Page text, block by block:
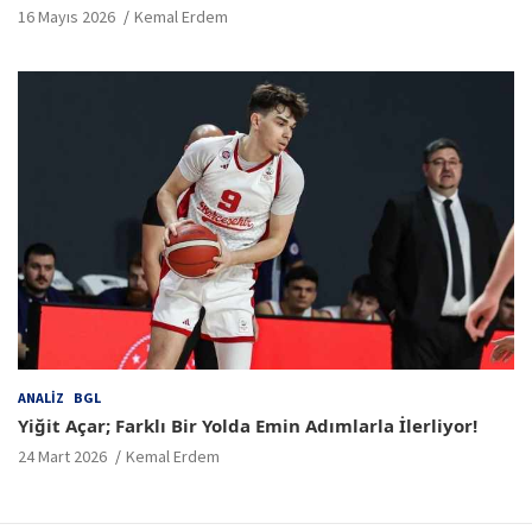
16 Mayıs 2026 Kemal Erdem
ANALIZ BGL
Yiğit Açar; Farklı Bir Yolda Emin Adımlarla İlerliyor!
24 Mart 2026 Kemal Erdem